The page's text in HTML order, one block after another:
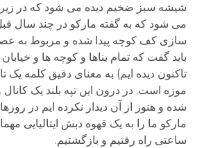
شیشه سبز ضخیم دیده می شود که در زیر
می شود که به گفته مارکو در چند سال قبل
سازی کف کوچه پیدا شده و مربوط به
باید گفت که تمام بناها و کوچه ها و
تاکنون دیده ایم) به معنای دقیق کلمه یک
موزه است. در درون این تپه بلند یک
شده و هنوز از آن دیدار نکرده ایم در
مارکو ما را به یک قهوه دبش ایتالیایی
ساعتی راه رفتیم و بازگشتیم.